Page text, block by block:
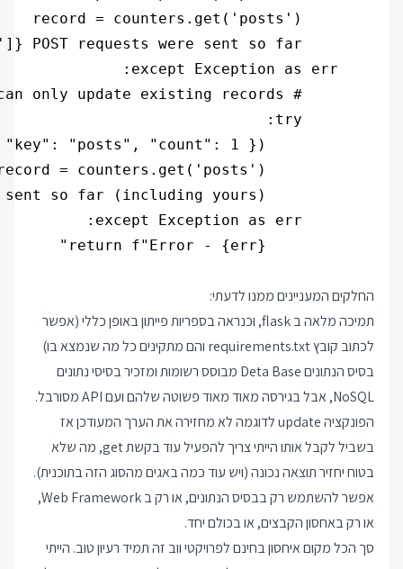
החלקים המעניינים ממנו לדעתי:
תמיכה מלאה ב flask, וכנראה בספריות פייתון באופן כללי (אפשר
לכתוב קובץ requirements.txt והם מתקינים כל מה שנמצא בו)
בסיס הנתונים Deta Base מבוסס רשומות ומזכיר בסיסי נתונים
NoSQL, אבל בגירסה מאוד מאוד פשוטה שלהם ועם API מסורבל.
הפונקציה update לדוגמה לא מחזירה את הערך המעודכן אז
בשביל לקבל אותו הייתי צריך להפעיל עוד בקשת get, מה שלא
בטוח יחזיר תוצאה נכונה (ויש עוד כמה באגים מהסוג הזה בתוכנית).
אפשר להשתמש רק בבסיס הנתונים, או רק ב Web Framework,
או רק באחסון הקבצים, או בכולם יחד.
סך הכל מקום איחסון בחינם לפרויקטי ווב זה תמיד רעיון טוב. הייתי